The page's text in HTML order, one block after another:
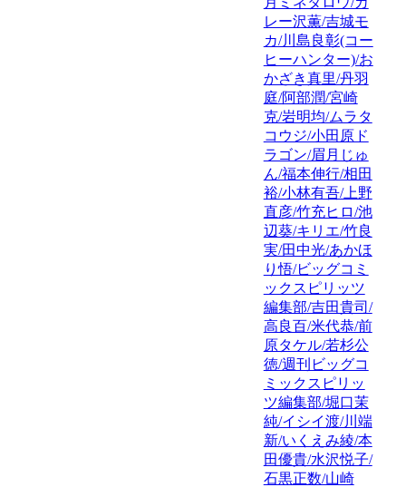
レー沢薫/吉城モ
カ/川島良彰(コー
ヒーハンター)/お
かざき真里/丹羽
庭/阿部潤/宮崎
克/岩明均/ムラタ
コウジ/小田原ド
ラゴン/眉月じゅ
ん/福本伸行/相田
裕/小林有吾/上野
直彦/竹充ヒロ/池
辺葵/キリエ/竹良
実/田中光/あかほ
り悟/ビッグコミ
ックスピリッツ
編集部/吉田貴司/
高良百/米代恭/前
原タケル/若杉公
徳/週刊ビッグコ
ミックスピリッ
ツ編集部/堀口茉
純/イシイ渡/川端
新/いくえみ綾/本
田優貴/水沢悦子/
石黒正数/山崎